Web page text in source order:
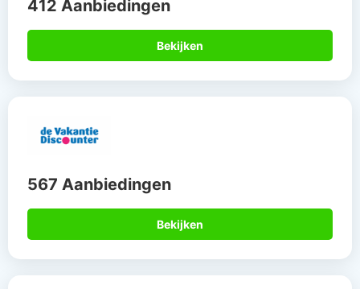
412 Aanbiedingen
Bekijken
567 Aanbiedingen
Bekijken